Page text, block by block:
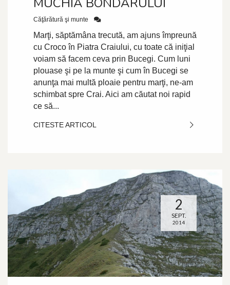
Căţărătură şi munte
Marţi, săptămâna trecută, am ajuns împreună
cu Croco în Piatra Craiului, cu toate că iniţial
voiam să facem ceva prin Bucegi. Cum luni
plouase şi pe la munte şi cum în Bucegi se
anunţa mai multă ploaie pentru marţi, ne-am
schimbat spre Crai. Aici am căutat noi rapid
ce să...
CITESTE ARTICOL
2
SEPT.
2014